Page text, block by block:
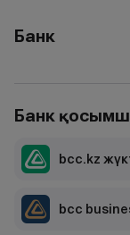
Банк
Банк
bcc.kz
bcc